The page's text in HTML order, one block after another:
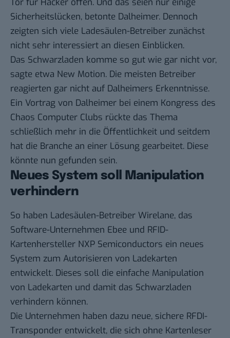
Tor für Hacker offen. Und das seien nur einige
Sicherheitslücken, betonte Dalheimer. Dennoch
zeigten sich viele Ladesäulen-Betreiber zunächst
nicht sehr interessiert an diesen Einblicken.
Das Schwarzladen komme so gut wie gar nicht vor,
sagte etwa New Motion. Die meisten Betreiber
reagierten gar nicht auf Dalheimers Erkenntnisse.
Ein Vortrag von Dalheimer bei einem Kongress des
Chaos Computer Clubs rückte das Thema
schließlich mehr in die Öffentlichkeit und seitdem
hat die Branche an einer Lösung gearbeitet. Diese
könnte nun gefunden sein.
Neues System soll Manipulation
verhindern
So haben Ladesäulen-Betreiber Wirelane, das
Software-Unternehmen Ebee und RFID-
Kartenhersteller NXP Semiconductors ein neues
System zum Autorisieren von Ladekarten
entwickelt. Dieses soll die einfache Manipulation
von Ladekarten und damit das Schwarzladen
verhindern können.
Die Unternehmen haben dazu neue, sichere RFDI-
Transponder entwickelt, die sich ohne Kartenleser